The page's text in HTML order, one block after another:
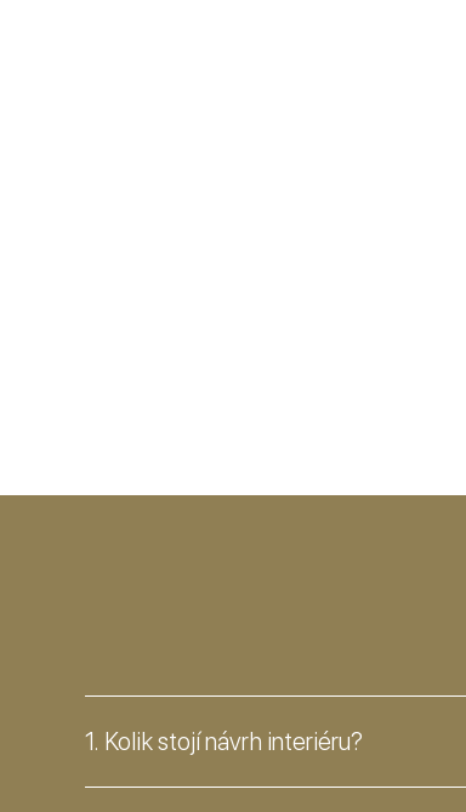
1. Kolik stojí návrh interiéru?